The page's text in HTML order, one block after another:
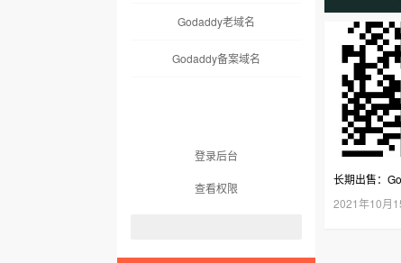
Godaddy老域名
Godaddy备案域名
登录后台
查看权限
长期出售：
2021年10月